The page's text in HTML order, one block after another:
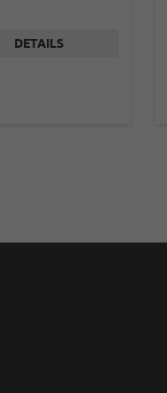
DETAILS